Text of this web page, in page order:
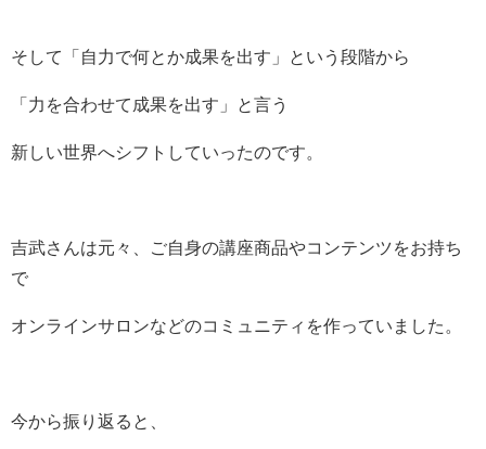
そして「自力で何とか成果を出す」という段階から
「力を合わせて成果を出す」と言う
新しい世界へシフトしていったのです。
吉武さんは元々、ご自身の講座商品やコンテンツをお持ち
で
オンラインサロンなどのコミュニティを作っていました。
今から振り返ると、